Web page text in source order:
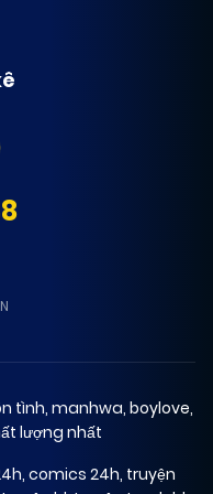
tình, manhwa, boylove,
lượng nhất
, comics 24h, truyện